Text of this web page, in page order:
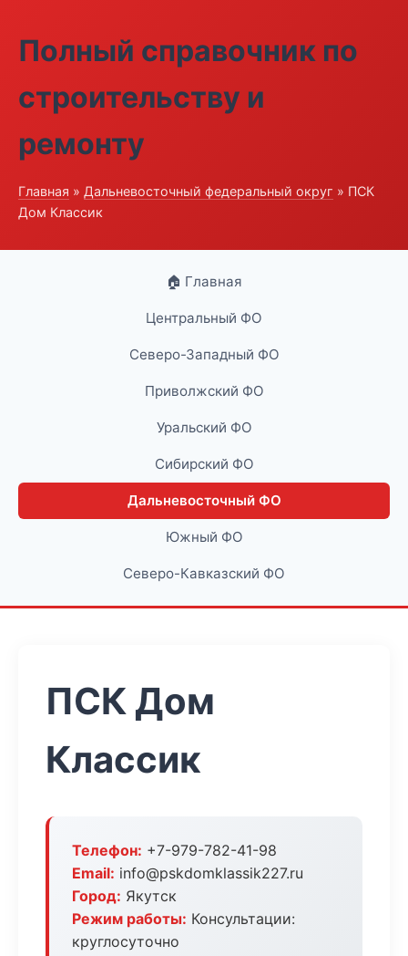
Полный справочник по
строительству и
ремонту
Главная » Дальневосточный федеральный округ » ПСК
Дом Классик
🏠 Главная
Центральный ФО
Северо-Западный ФО
Приволжский ФО
Уральский ФО
Сибирский ФО
Дальневосточный ФО
Южный ФО
Северо-Кавказский ФО
ПСК Дом
Классик
Телефон: +7-979-782-41-98
Email: info@pskdomklassik227.ru
Город: Якутск
Режим работы: Консультации:
круглосуточно